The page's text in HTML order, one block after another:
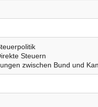
Steuern
zwischen Bund und